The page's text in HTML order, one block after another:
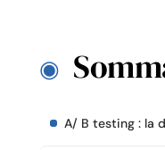
A/ B testing : la